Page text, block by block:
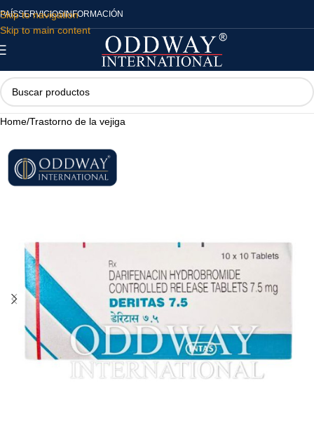
Skip to navigation
Skip to main content
PAÍSSERVICIOSINFORMACIÓN
Home/Trastorno de la vejiga